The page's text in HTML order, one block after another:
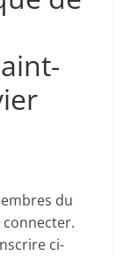
du
connecter.
ci-